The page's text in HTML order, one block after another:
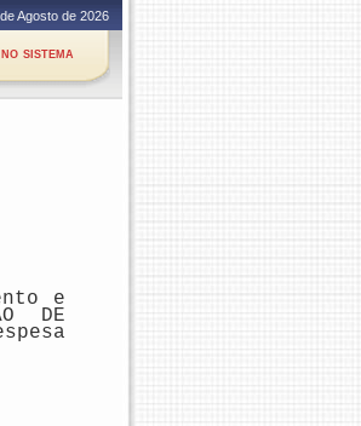
Agosto de 2026
sistema
e
DE